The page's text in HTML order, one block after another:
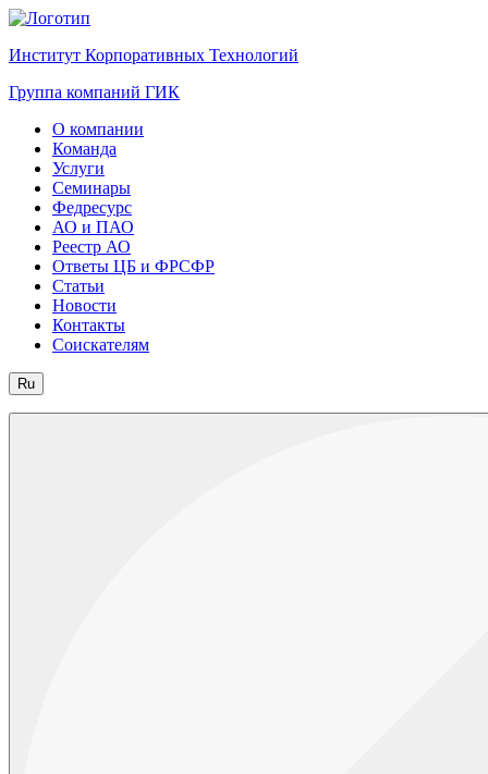
Институт Корпоративных Технологий
Группа компаний ГИК
О компании
Команда
Услуги
Семинары
Федресурс
АО и ПАО
Реестр АО
Ответы ЦБ и ФРСФР
Статьи
Новости
Контакты
Соискателям
Ru